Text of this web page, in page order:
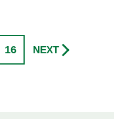
16 NEXT